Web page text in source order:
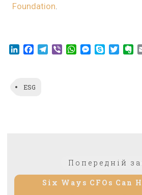
Foundation
LinkedIn
Facebook
Telegram
ViberWhatsApp
Messenger
Skype
ESG
Попередній
Six Ways CFOs Can